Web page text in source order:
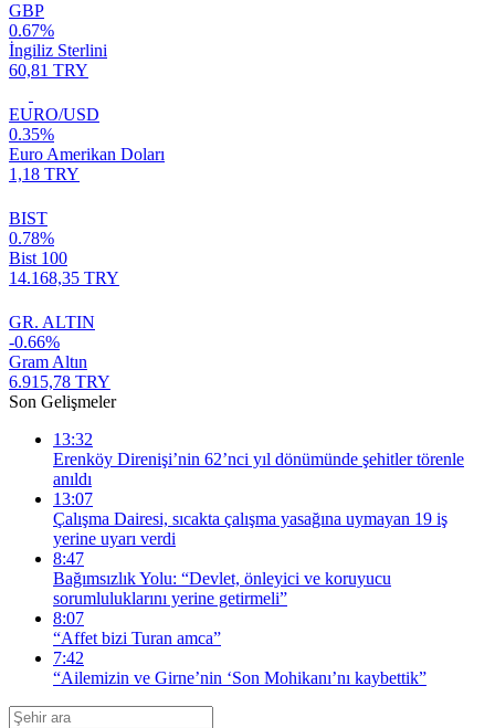
GBP
0.67%
İngiliz Sterlini
60,81 TRY
EURO/USD
0.35%
Euro Amerikan Doları
1,18 TRY
BIST
0.78%
Bist 100
14.168,35 TRY
GR. ALTIN
-0.66%
Gram Altın
6.915,78 TRY
Son Gelişmeler
13:32
Erenköy Direnişi’nin 62’nci yıl dönümünde şehitler törenle
anıldı
13:07
Çalışma Dairesi, sıcakta çalışma yasağına uymayan 19 iş
yerine uyarı verdi
8:47
Bağımsızlık Yolu: “Devlet, önleyici ve koruyucu
sorumluluklarını yerine getirmeli”
8:07
“Affet bizi Turan amca”
7:42
“Ailemizin ve Girne’nin ‘Son Mohikanı’nı kaybettik”